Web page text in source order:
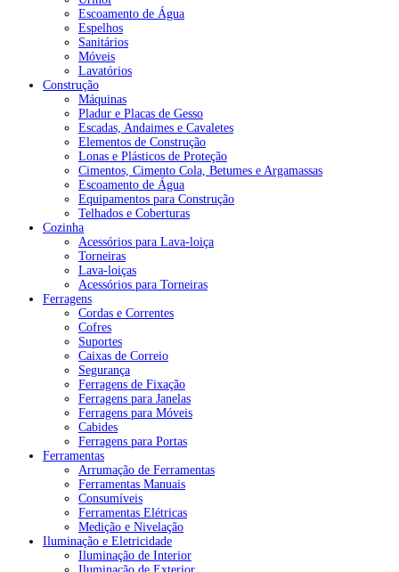
Escoamento de Água
Espelhos
Sanitários
Móveis
Lavatórios
Construção
Máquinas
Pladur e Placas de Gesso
Escadas, Andaimes e Cavaletes
Elementos de Construção
Lonas e Plásticos de Proteção
Cimentos, Cimento Cola, Betumes e Argamassas
Escoamento de Água
Equipamentos para Construção
Telhados e Coberturas
Cozinha
Acessórios para Lava-loiça
Torneiras
Lava-loiças
Acessórios para Torneiras
Ferragens
Cordas e Correntes
Cofres
Suportes
Caixas de Correio
Segurança
Ferragens de Fixação
Ferragens para Janelas
Ferragens para Móveis
Cabides
Ferragens para Portas
Ferramentas
Arrumação de Ferramentas
Ferramentas Manuais
Consumíveis
Ferramentas Elétricas
Medição e Nivelação
Iluminação e Eletricidade
Iluminação de Interior